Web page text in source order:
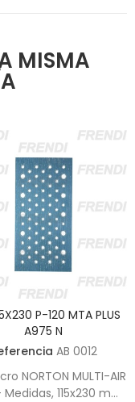
MISMA
P-120 MTA PLUS
A975 N
AB 0012
NORTON MULTI-AIR
115x230 mm